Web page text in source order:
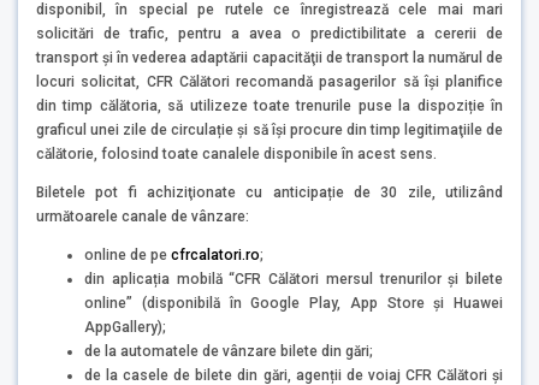
disponibil, în special pe rutele ce înregistrează cele mai mari
solicitări de trafic, pentru a avea o predictibilitate a cererii de
transport și în vederea adaptării capacităţii de transport la numărul de
locuri solicitat, CFR Călători recomandă pasagerilor să își planifice
din timp călătoria, să utilizeze toate trenurile puse la dispoziție în
graficul unei zile de circulație și să își procure din timp legitimaţiile de
călătorie, folosind toate canalele disponibile în acest sens.
Biletele pot fi achiziţionate cu anticipație de 30 zile, utilizând
următoarele canale de vânzare:
online de pe cfrcalatori.ro;
din aplicația mobilă “CFR Călători mersul trenurilor și bilete
online” (disponibilă în Google Play, App Store și Huawei
AppGallery);
de la automatele de vânzare bilete din gări;
de la casele de bilete din gări, agenții de voiaj CFR Călători și